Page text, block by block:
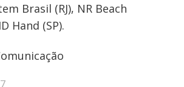
Brasil (RJ), NR Beach
Hand (SP).